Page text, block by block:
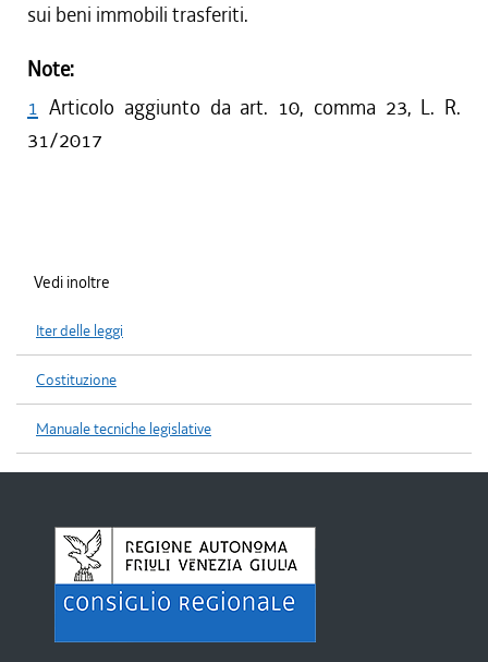
sui beni immobili trasferiti.
Note:
1 Articolo aggiunto da art. 10, comma 23, L. R.
31/2017
Vedi inoltre
Iter delle leggi
Costituzione
Manuale tecniche legislative